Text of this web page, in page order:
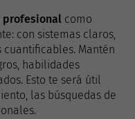
profesional como
con sistemas claros,
cuantificables. Mantén
habilidades
Esto te será útil
las búsquedas de